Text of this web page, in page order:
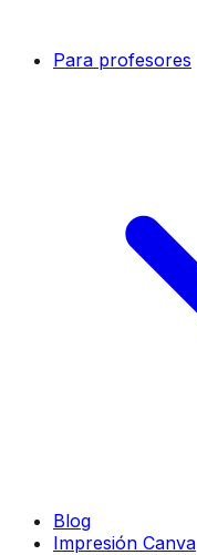
Para profesores
Blog
Impresión Canva